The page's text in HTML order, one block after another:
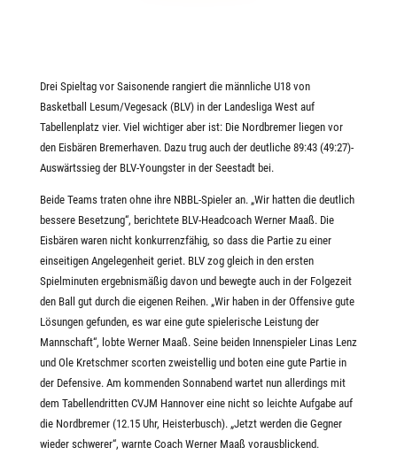
Drei Spieltag vor Saisonende rangiert die männliche U18 von
Basketball Lesum/Vegesack (BLV) in der Landesliga West auf
Tabellenplatz vier. Viel wichtiger aber ist: Die Nordbremer liegen vor
den Eisbären Bremerhaven. Dazu trug auch der deutliche 89:43 (49:27)-
Auswärtssieg der BLV-Youngster in der Seestadt bei.
Beide Teams traten ohne ihre NBBL-Spieler an. „Wir hatten die deutlich
bessere Besetzung“, berichtete BLV-Headcoach Werner Maaß. Die
Eisbären waren nicht konkurrenzfähig, so dass die Partie zu einer
einseitigen Angelegenheit geriet. BLV zog gleich in den ersten
Spielminuten ergebnismäßig davon und bewegte auch in der Folgezeit
den Ball gut durch die eigenen Reihen. „Wir haben in der Offensive gute
Lösungen gefunden, es war eine gute spielerische Leistung der
Mannschaft“, lobte Werner Maaß. Seine beiden Innenspieler Linas Lenz
und Ole Kretschmer scorten zweistellig und boten eine gute Partie in
der Defensive. Am kommenden Sonnabend wartet nun allerdings mit
dem Tabellendritten CVJM Hannover eine nicht so leichte Aufgabe auf
die Nordbremer (12.15 Uhr, Heisterbusch). „Jetzt werden die Gegner
wieder schwerer“, warnte Coach Werner Maaß vorausblickend.